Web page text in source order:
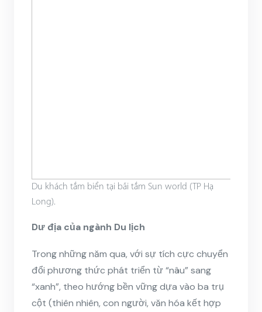
Du khách tắm biển tại bãi tắm Sun world (TP Hạ
Long).
Dư địa của ngành Du lịch
Trong những năm qua, với sự tích cực chuyển
đổi phương thức phát triển từ “nâu” sang
“xanh”, theo hướng bền vững dựa vào ba trụ
cột (thiên nhiên, con người, văn hóa kết hợp